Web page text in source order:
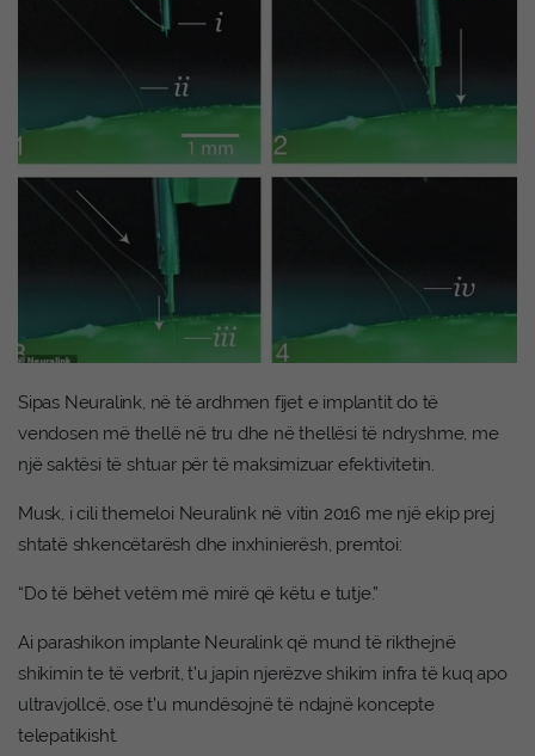
Sipas Neuralink, në të ardhmen fijet e implantit do të
vendosen më thellë në tru dhe në thellësi të ndryshme, me
një saktësi të shtuar për të maksimizuar efektivitetin.
Musk, i cili themeloi Neuralink në vitin 2016 me një ekip prej
shtatë shkencëtarësh dhe inxhinierësh, premtoi:
“Do të bëhet vetëm më mirë që këtu e tutje.”
Ai parashikon implante Neuralink që mund të rikthejnë
shikimin te të verbrit, t’u japin njerëzve shikim infra të kuq apo
ultravjollcë, ose t’u mundësojnë të ndajnë koncepte
telepatikisht.